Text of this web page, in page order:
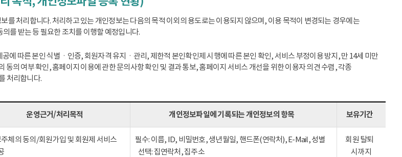
를 처리합니다. 처리하고 있는 개인정보는 다음의 목적 이외의 용도로는 이용되지 않으며, 이용 목적이 변경되는 경우에는
를 받는 등 필요한 조치를 이행할 예정입니다.
에 따른 본인 식별ㆍ인증, 회원자격 유지ㆍ관리, 제한적 본인확인제 시행에 따른 본인 확인, 서비스 부정이용 방지, 만 14세 미만
동의 여부 확인, 홈페이지 이용에 관한 문의사항 확인 및 결과 통보, 홈페이지 서비스 개선을 위한 이용자 의견 수렴, 각종
처리합니다.
운영근거/처리목적 개인정보파일에 기록되는 개인정보의 항목 보유기간
체의 동의/회원가입 및 회원제 서비스
필수: 이름, ID, 비밀번호, 생년월일, 핸드폰(연락처), E-Mail, 성별
선택: 집연락처, 집주소
회원 탈퇴
시까지